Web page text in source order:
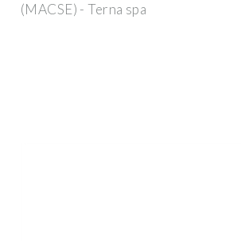
(MACSE) - Terna spa